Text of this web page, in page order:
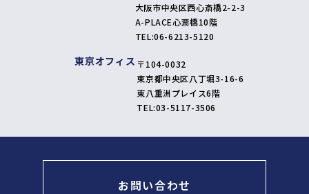
大阪市中央区西心斎橋2-2-3
A-PLACE心斎橋10階
TEL:06-6213-5120
東京オフィス 〒104-0032
東京都中央区八丁堀3-16-6
東八重洲プレイス6階
TEL:03-5117-3506
お問い合わせ